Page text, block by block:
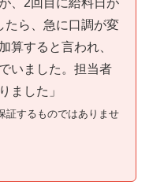
たら、急に口調が変
算すると言われ、
いました。担当者
ました」
証するものではありませ